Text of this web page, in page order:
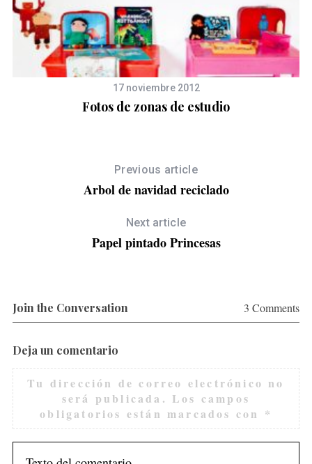
17 noviembre 2012
Fotos de zonas de estudio
Previous article
Arbol de navidad reciclado
Next article
Papel pintado Princesas
Join the Conversation 3 Comments
Deja un comentario
Tu dirección de correo electrónico no
será publicada. Los campos
obligatorios están marcados con *